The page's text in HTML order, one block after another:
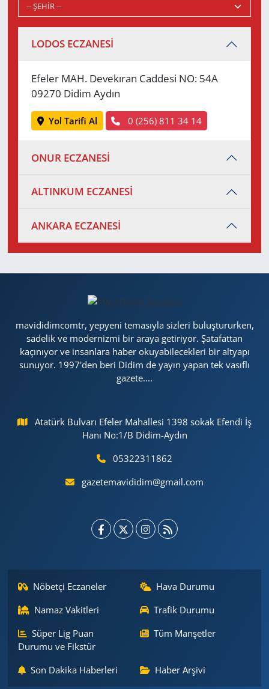
LODOS ECZANESİ
Efeler MAH. Devekıran Caddesi NO: 54A
09270 Didim Aydın
Yol Tarifi Al 0 (256) 811 34 14
ONUR ECZANESİ
ALTINKUM ECZANESİ
ANKARA ECZANESİ
mavididimcomtr, yepyeni temasıyla sizleri buluştururken,
sadelik ve modernizmi bir araya getiriyor. Şatafattan
kaçınıyor ve insanlara haber okuyabilecekleri bir altyapı
sunuyor. 1997'den beri Didim de yayın yapan tek vasıflı
gazete....
Atatürk Bulvarı Efeler Mahallesi 1398 sokak Efendi İş
Hanı No:1/B Didim-Aydın
05322311862
gazetemavididim@gmail.com
Nöbetçi Eczaneler
Hava Durumu
Namaz Vakitleri
Trafik Durumu
Süper Lig Puan
Durumu ve Fikstür
Tüm Manşetler
Son Dakika Haberleri Haber Arşivi